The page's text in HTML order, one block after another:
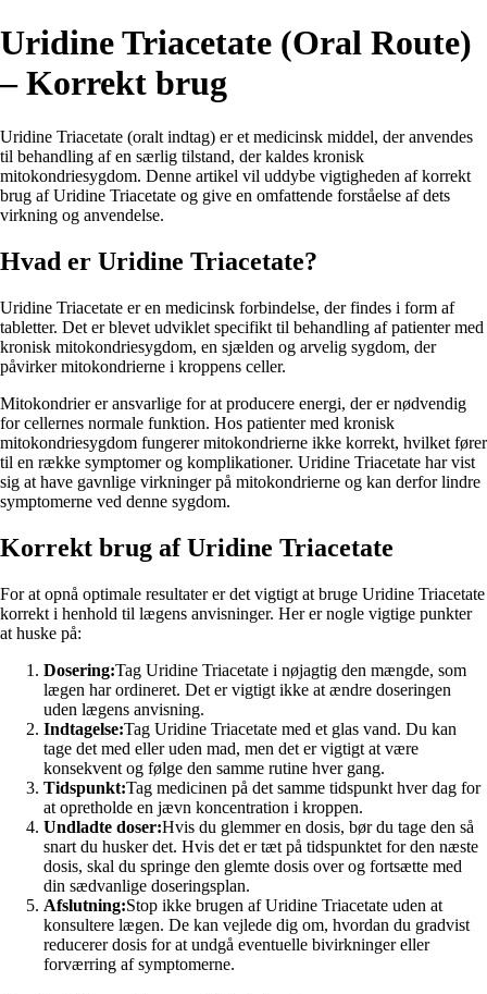
Uridine Triacetate (Oral Route)
– Korrekt brug
Uridine Triacetate (oralt indtag) er et medicinsk middel, der anvendes
til behandling af en særlig tilstand, der kaldes kronisk
mitokondriesygdom. Denne artikel vil uddybe vigtigheden af korrekt
brug af Uridine Triacetate og give en omfattende forståelse af dets
virkning og anvendelse.
Hvad er Uridine Triacetate?
Uridine Triacetate er en medicinsk forbindelse, der findes i form af
tabletter. Det er blevet udviklet specifikt til behandling af patienter med
kronisk mitokondriesygdom, en sjælden og arvelig sygdom, der
påvirker mitokondrierne i kroppens celler.
Mitokondrier er ansvarlige for at producere energi, der er nødvendig
for cellernes normale funktion. Hos patienter med kronisk
mitokondriesygdom fungerer mitokondrierne ikke korrekt, hvilket fører
til en række symptomer og komplikationer. Uridine Triacetate har vist
sig at have gavnlige virkninger på mitokondrierne og kan derfor lindre
symptomerne ved denne sygdom.
Korrekt brug af Uridine Triacetate
For at opnå optimale resultater er det vigtigt at bruge Uridine Triacetate
korrekt i henhold til lægens anvisninger. Her er nogle vigtige punkter
at huske på:
Dosering:Tag Uridine Triacetate i nøjagtig den mængde, som
lægen har ordineret. Det er vigtigt ikke at ændre doseringen
uden lægens anvisning.
Indtagelse:Tag Uridine Triacetate med et glas vand. Du kan
tage det med eller uden mad, men det er vigtigt at være
konsekvent og følge den samme rutine hver gang.
Tidspunkt:Tag medicinen på det samme tidspunkt hver dag for
at opretholde en jævn koncentration i kroppen.
Undladte doser:Hvis du glemmer en dosis, bør du tage den så
snart du husker det. Hvis det er tæt på tidspunktet for den næste
dosis, skal du springe den glemte dosis over og fortsætte med
din sædvanlige doseringsplan.
Afslutning:Stop ikke brugen af Uridine Triacetate uden at
konsultere lægen. De kan vejlede dig om, hvordan du gradvist
reducerer dosis for at undgå eventuelle bivirkninger eller
forværring af symptomerne.